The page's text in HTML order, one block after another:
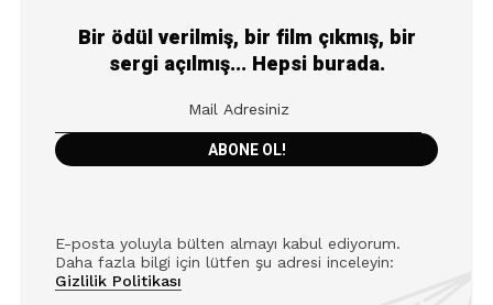
Bir ödül verilmiş, bir film çıkmış, bir
sergi açılmış... Hepsi burada.
E-posta yoluyla bülten almayı kabul ediyorum.
Daha fazla bilgi için lütfen şu adresi inceleyin:
Gizlilik Politikası